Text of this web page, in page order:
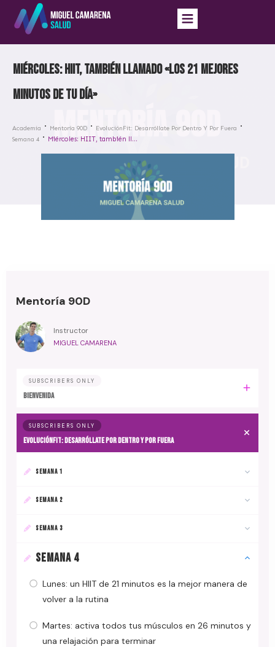
Miércoles: HIIT, también llamado «los 21 mejores
minutos de tu día»
Academia Mentoría 90D
EvoluciónFit: Desarróllate Por Dentro Y Por Fuera
Semana 4
Miércoles: HIIT, también llamado «los 21 mejores minutos de tu día»
Mentoría 90D
Instructor
MIGUEL CAMARENA
SUBSCRIBERS ONLY
BIENVENIDA
SUBSCRIBERS ONLY
EvoluciónFit: desarróllate por dentro y por fuera
SEMANA 1
SEMANA 2
SEMANA 3
SEMANA 4
Lunes: un HIIT de 21 minutos es la mejor manera de
volver a la rutina
Martes: activa todos tus músculos en 26 minutos y
una relajación para terminar